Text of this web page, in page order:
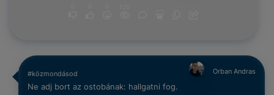
#közmondásod Orban Andras
Ne adj bort az ostobának: hallgatni fog.